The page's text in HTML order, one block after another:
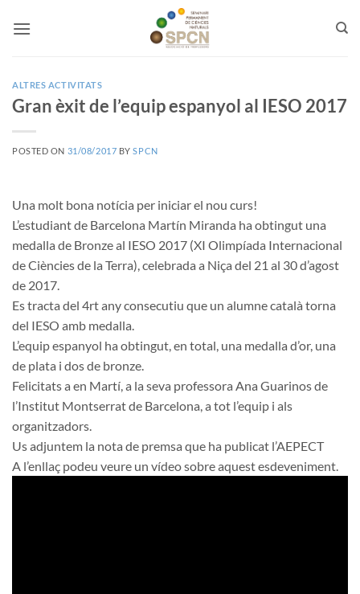
ALTRES ACTIVITATS
Gran èxit de l’equip espanyol al IESO 2017
POSTED ON 31/08/2017 BYSPCN
Una molt bona notícia per iniciar el nou curs!
L’estudiant de Barcelona Martín Miranda ha obtingut una
medalla de Bronze al IESO 2017 (XI Olimpíada Internacional
de Ciències de la Terra), celebrada a Niça del 21 al 30 d’agost
de 2017.
Es tracta del 4rt any consecutiu que un alumne català torna
del IESO amb medalla.
L’equip espanyol ha obtingut, en total, una medalla d’or, una
de plata i dos de bronze.
Felicitats a en Martí, a la seva professora Ana Guarinos de
l’Institut Montserrat de Barcelona, a tot l’equip i als
organitzadors.
Us adjuntem la nota de premsa que ha publicat l’AEPECT
A l’enllaç podeu veure un vídeo sobre aquest esdeveniment.